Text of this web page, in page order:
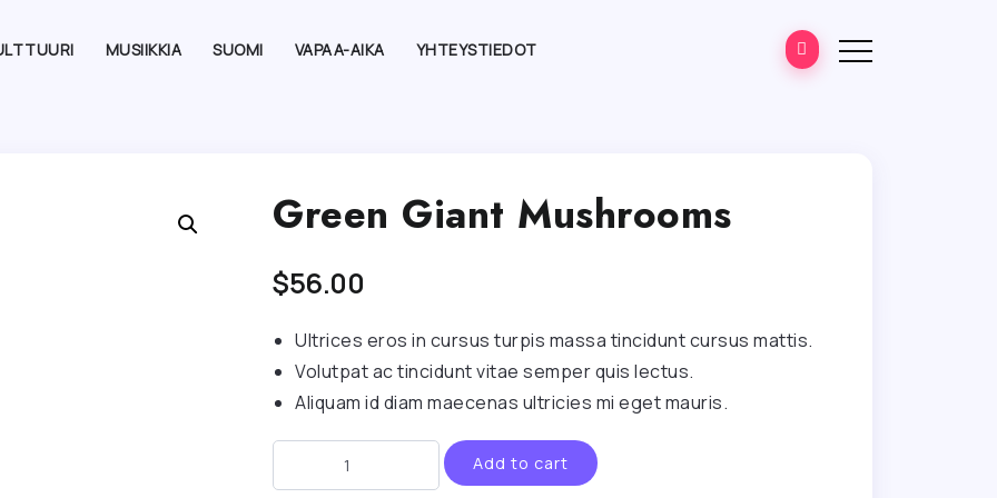
MUSIIKKIA SUOMI VAPAA-AIKA YHTEYSTIEDOT
Green Giant Mushrooms
$56.00
Ultrices eros in cursus turpis massa tincidunt cursus mattis.
Volutpat ac tincidunt vitae semper quis lectus.
Aliquam id diam maecenas ultricies mi eget mauris.
Add to cart